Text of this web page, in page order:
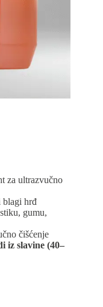
za ultrazvučno
blagi hrđ
gumu,
čišćenje
iz slavine (40–